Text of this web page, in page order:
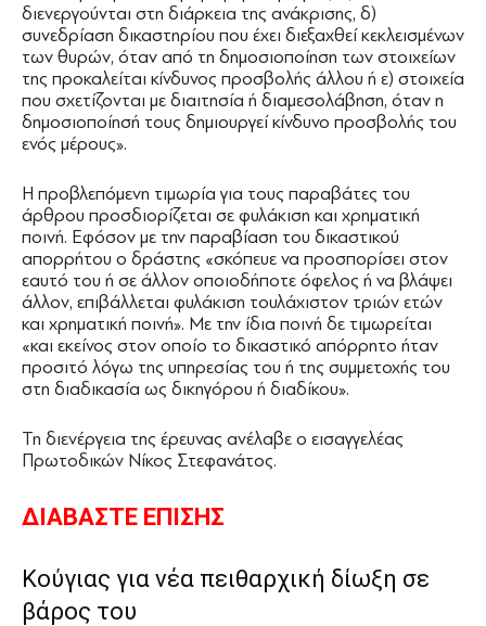
διενεργούνται στη διάρκεια της ανάκρισης, δ)
συνεδρίαση δικαστηρίου που έχει διεξαχθεί κεκλεισμένων
των θυρών, όταν από τη δημοσιοποίηση των στοιχείων
της προκαλείται κίνδυνος προσβολής άλλου ή ε) στοιχεία
που σχετίζονται με διαιτησία ή διαμεσολάβηση, όταν η
δημοσιοποίησή τους δημιουργεί κίνδυνο προσβολής του
ενός μέρους».
Η προβλεπόμενη τιμωρία για τους παραβάτες του
άρθρου προσδιορίζεται σε φυλάκιση και χρηματική
ποινή. Εφόσον με την παραβίαση του δικαστικού
απορρήτου ο δράστης «σκόπευε να προσπορίσει στον
εαυτό του ή σε άλλον οποιοδήποτε όφελος ή να βλάψει
άλλον, επιβάλλεται φυλάκιση τουλάχιστον τριών ετών
και χρηματική ποινή». Με την ίδια ποινή δε τιμωρείται
«και εκείνος στον οποίο το δικαστικό απόρρητο ήταν
προσιτό λόγω της υπηρεσίας του ή της συμμετοχής του
στη διαδικασία ως δικηγόρου ή διαδίκου».
Τη διενέργεια της έρευνας ανέλαβε ο εισαγγελέας
Πρωτοδικών Νίκος Στεφανάτος.
ΔΙΑΒΑΣΤΕ ΕΠΙΣΗΣ
Κούγιας για νέα πειθαρχική δίωξη σε
βάρος του